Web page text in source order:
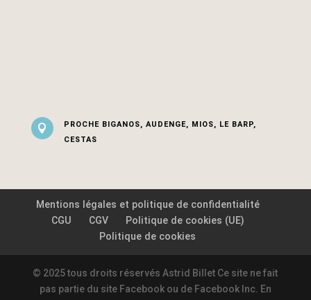

PROCHE BIGANOS, AUDENGE, MIOS, LE BARP,
CESTAS
Mentions légales et politique de confidentialité
CGU
CGV
Politique de cookies (UE)
Politique de cookies
© 2025 tous droits réservés Astrid Billet Ce site ne fait
pas partie du site Facebook ou de Facebook Inc. En